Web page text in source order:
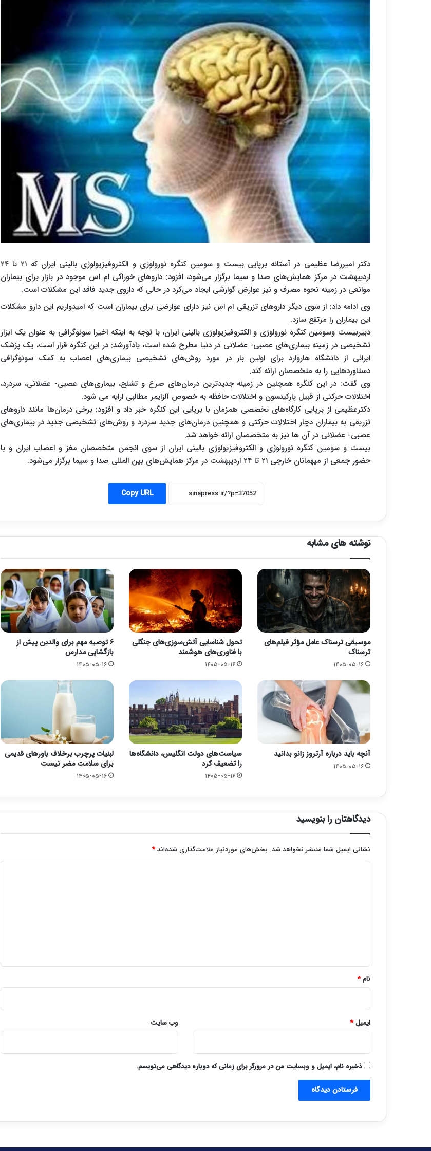
دکتر امیررضا عظیمی در آستانه برپایی بیست و سومین کنگره نورولوژی و الکتروفیزیولوژی بالینی ایران که ۲۱ تا ۲۴
اردیبهشت در مرکز همایش‌های صدا و سیما برگزار می‌شود، افزود: داروهای خوراکی ام اس موجود در بازار برای بیماران
موانعی در زمینه نحوه مصرف و نیز عوارض گوارشی ایجاد می‌کرد در حالی که داروی جدید فاقد این مشکلات است.
وی ادامه داد: از سوی دیگر داروهای تزریقی ام اس نیز دارای عوارضی برای بیماران است که امیدواریم این دارو مشکلات
این بیماران را مرتفع سازد.
دبیربیست وسومین کنگره نورولوژی و الکتروفیزیولوژی بالینی ایران، با توجه به اینکه اخیرا سونوگرافی به عنوان یک ابزار
تشخیصی در زمینه بیماری‌های عصبی- عضلانی در دنیا مطرح شده است، یادآورشد: در این کنگره قرار است، یک پزشک
ایرانی از دانشگاه هاروارد برای اولین بار در مورد روش‌های تشخیصی بیماری‌های اعصاب به کمک سونوگرافی
دستاوردهایی را به متخصصان ارائه کند.
وی گفت: در این کنگره همچنین در زمینه جدیدترین درمان‌های صرع و تشنج، بیماری‌های عصبی- عضلانی، سردرد،
اختلالات حرکتی از قبیل پارکینسون و اختلالات حافظه به خصوص آلزایمر مطالبی ارایه می شود.
دکترعظیمی از برپایی کارگاه‌های تخصصی همزمان با برپایی این کنگره خبر داد و افزود: برخی درمان‌ها مانند داروهای
تزریقی به بیماران دچار اختلالات حرکتی و همچنین درمان‌های جدید سردرد و روش‌های تشخیصی جدید در بیماری‌های
عصبی- عضلانی در آن ها نیز به متخصصان ارائه خواهد شد.
بیست و سومین کنگره نورولوژی و الکتروفیزیولوژی بالینی ایران از سوی انجمن متخصصان مغز و اعصاب ایران و با
حضور جمعی از میهمانان خارجی ۲۱ تا ۲۴ اردیبهشت در مرکز همایش‌های بین المللی صدا و سیما برگزار می‌شود.
Copy URL
نوشته های مشابه
موسیقی ترسناک عامل مؤثر فیلم‌های
ترسناک
۱۴۰۵-۰۵-۱۶
تحول شناسایی آتش‌سوزی‌های جنگلی
با فناوری‌های هوشمند
۱۴۰۵-۰۵-۱۶
۶ توصیه مهم برای والدین پیش از
بازگشایی مدارس
۱۴۰۵-۰۵-۱۶
آنچه باید درباره آرتروز زانو بدانید
۱۴۰۵-۰۵-۱۶
سیاست‌های دولت انگلیس، دانشگاه‌ها
را تضعیف کرد
۱۴۰۵-۰۵-۱۶
لبنیات پرچرب برخلاف باورهای قدیمی
برای سلامت مضر نیست
۱۴۰۵-۰۵-۱۶
دیدگاهتان را بنویسید
نشانی ایمیل شما منتشر نخواهد شد. بخش‌های موردنیاز علامت‌گذاری شده‌اند*
نام*
ایمیل* وب‌ سایت
ذخیره نام، ایمیل و وبسایت من در مرورگر برای زمانی که دوباره دیدگاهی می‌نویسم.